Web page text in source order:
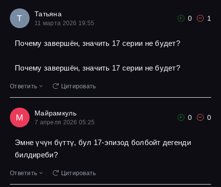
Т Татьяна
11 марта 2026 19:55
0 1
Почему завершён, значить 17 серии не будет?
Почему завершён, значить 17 серии не будет?
Ответить Цитировать
М Майрамкуль
7 апреля 2026 05:25
0 0
Эмне үчүн бүттү, бул 17-эпизод болбойт дегенди
билдиреби?
Ответить Цитировать